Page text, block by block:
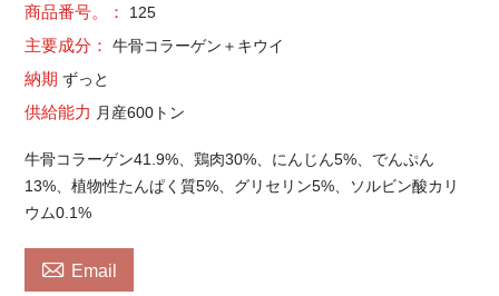
商品番号。： 125
主要成分：牛骨コラーゲン＋キウイ
納期ずっと
供給能力 月産600トン
牛骨コラーゲン41.9%、鶏肉30%、にんじん5%、でんぷん
13%、植物性たんぱく質5%、グリセリン5%、ソルビン酸カリ
ウム0.1%
 Email